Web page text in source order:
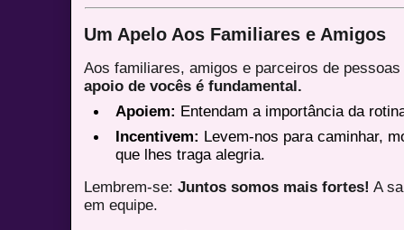
Um Apelo Aos Familiares e Amigos
Aos familiares, amigos e parceiros de
apoio de vocês é fundamental.
Apoiem: Entendam a importância da
Incentivem: Levem-nos para caminhar,
que lhes traga alegria.
Lembrem-se:Juntos somos mais fortes! A
em equipe.